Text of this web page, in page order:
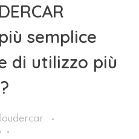
semplice
di utilizzo più